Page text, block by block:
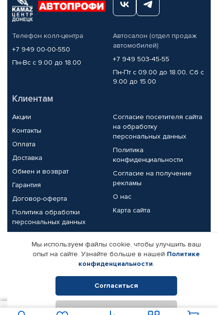
Телефон колл-центра
+7 949 00-00-550
Пн-Вс с 9.00 до 18.00
Автосалон (отдел продаж
автомобилей)
+7 949 503-45-55
Пн-Пт с 09.00 до 18.00, Сб с
9.00 до 15.00
Клиентам
Акции
Контакты
Оплата
Доставка
Обмен и возврат
Гарантия
Договор-оферта
Политика обработки
персональных данных
Согласие посетителя сайта
на обработку
персональных данных
Политика
конфиденциальности
Согласие на получение
рекламы
О нас
Карта сайта
Партнерам
Корпоративным клиентам
Поставщикам
Реквизиты компании
© КАМАЗ ЦЕНТР ДОНЕЦК, 2015-2026. Все права защищены.
Мы используем файлы cookie, чтобы улучшить ваш
опыт на сайте. Узнайте больше в нашей Политике
конфиденциальности.
Согласиться
Отклонить